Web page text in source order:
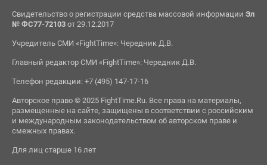
Свидетельство о регистрации средства массовой информации Эл
№ ФС77-72103от 29.12.2017
Учредитель СМИ «FightTime»: Чередник Д.В.
Главный редактор СМИ «FightTime»: Чередник Д.В.
Телефон редакции: +7 (495) 147-17-16
Авторское право © 2025 FightTime.Ru. Все права на материалы,
размещенные на сайте, защищены в соответствии с российским
и международным законодательством об авторском праве и
смежных правах.
Для лиц старше 16 лет